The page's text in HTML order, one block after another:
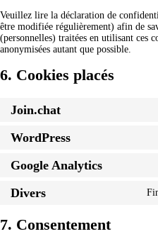
Veuillez lire la déclaration de
être modifiée régulièrement) afin de
(personnelles) traitées en utilisant ces
anonymisées autant que possible.
6. Cookies placés
Join.chat
WordPress
Google Analytics
Divers
7. Consentement